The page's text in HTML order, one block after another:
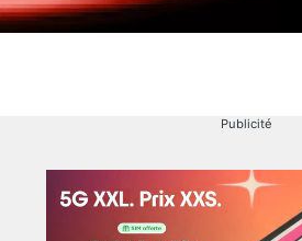
Publicité